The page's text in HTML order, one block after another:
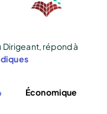
Dirigeant, répond à
Économique